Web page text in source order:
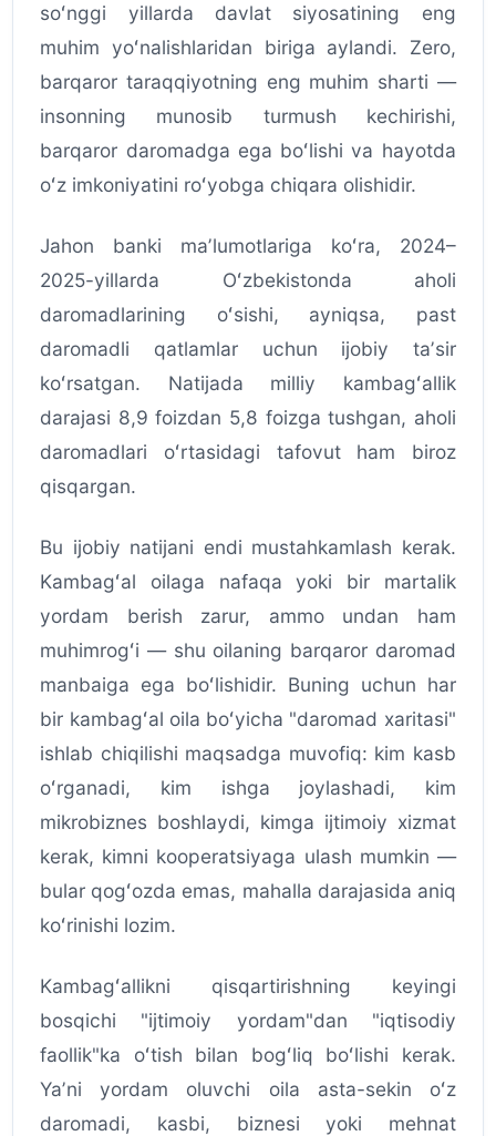
soʻnggi yillarda davlat siyosatining eng
muhim yoʻnalishlaridan biriga aylandi. Zero,
barqaror taraqqiyotning eng muhim sharti —
insonning munosib turmush kechirishi,
barqaror daromadga ega boʻlishi va hayotda
oʻz imkoniyatini roʻyobga chiqara olishidir.
Jahon banki maʼlumotlariga koʻra, 2024–
2025-yillarda Oʻzbekistonda aholi
daromadlarining oʻsishi, ayniqsa, past
daromadli qatlamlar uchun ijobiy taʼsir
koʻrsatgan. Natijada milliy kambagʻallik
darajasi 8,9 foizdan 5,8 foizga tushgan, aholi
daromadlari oʻrtasidagi tafovut ham biroz
qisqargan.
Bu ijobiy natijani endi mustahkamlash kerak.
Kambagʻal oilaga nafaqa yoki bir martalik
yordam berish zarur, ammo undan ham
muhimrogʻi — shu oilaning barqaror daromad
manbaiga ega boʻlishidir. Buning uchun har
bir kambagʻal oila boʻyicha "daromad xaritasi"
ishlab chiqilishi maqsadga muvofiq: kim kasb
oʻrganadi, kim ishga joylashadi, kim
mikrobiznes boshlaydi, kimga ijtimoiy xizmat
kerak, kimni kooperatsiyaga ulash mumkin —
bular qogʻozda emas, mahalla darajasida aniq
koʻrinishi lozim.
Kambagʻallikni qisqartirishning keyingi
bosqichi "ijtimoiy yordam"dan "iqtisodiy
faollik"ka oʻtish bilan bogʻliq boʻlishi kerak.
Yaʼni yordam oluvchi oila asta-sekin oʻz
daromadi, kasbi, biznesi yoki mehnat